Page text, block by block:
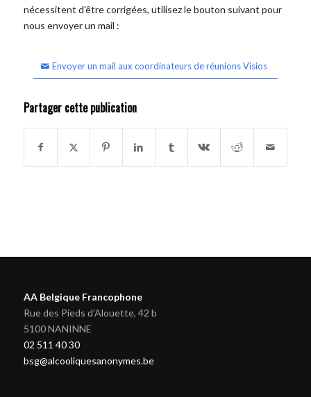
nécessitent d'être corrigées, utilisez le bouton suivant pour
nous envoyer un mail :
Envoyer un mail aux coordinateurs de réunions Visios
Partager cette publication
AA Belgique Francophone
Rue des Pieds d'Alouette, 42 b
5100 NANINNE
02 511 40 30
bsg@alcooliquesanonymes.be